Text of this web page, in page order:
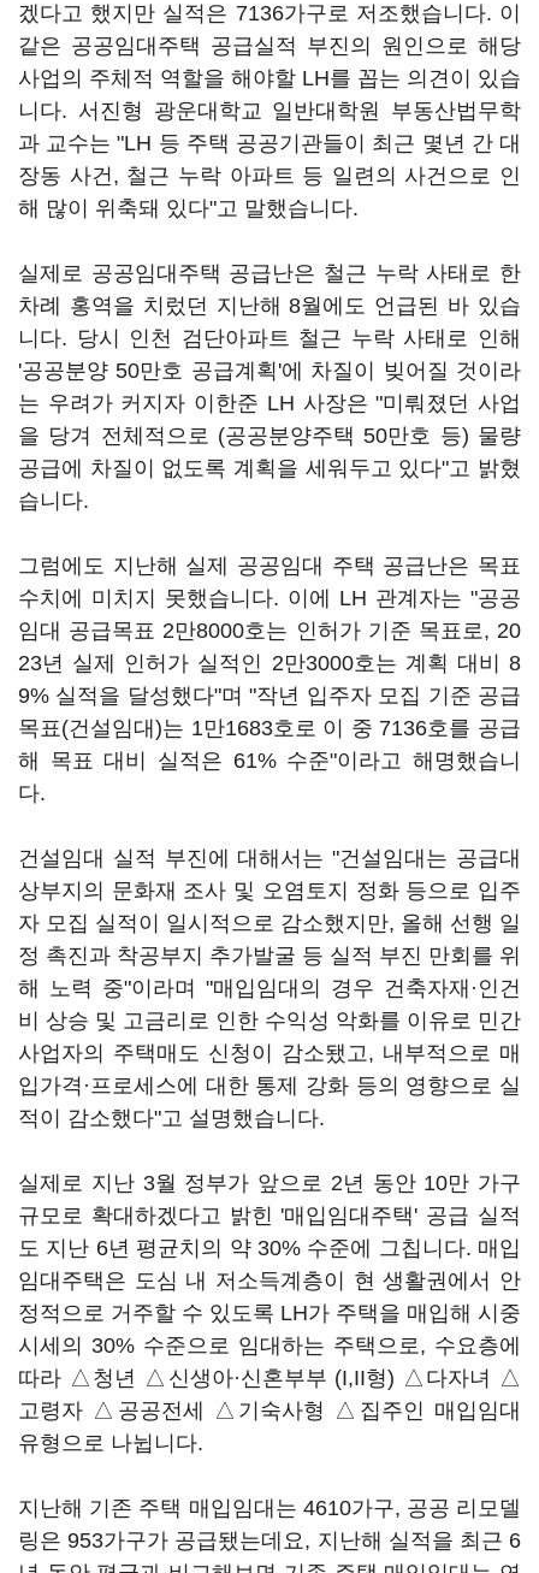
겠다고 했지만 실적은 7136가구로 저조했습니다. 이
같은 공공임대주택 공급실적 부진의 원인으로 해당
사업의 주체적 역할을 해야할 LH를 꼽는 의견이 있습
니다. 서진형 광운대학교 일반대학원 부동산법무학
과 교수는 "LH 등 주택 공공기관들이 최근 몇년 간 대
장동 사건, 철근 누락 아파트 등 일련의 사건으로 인
해 많이 위축돼 있다"고 말했습니다.
실제로 공공임대주택 공급난은 철근 누락 사태로 한
차례 홍역을 치렀던 지난해 8월에도 언급된 바 있습
니다. 당시 인천 검단아파트 철근 누락 사태로 인해
'공공분양 50만호 공급계획'에 차질이 빚어질 것이라
는 우려가 커지자 이한준 LH 사장은 "미뤄졌던 사업
을 당겨 전체적으로 (공공분양주택 50만호 등) 물량
공급에 차질이 없도록 계획을 세워두고 있다"고 밝혔
습니다.
그럼에도 지난해 실제 공공임대 주택 공급난은 목표
수치에 미치지 못했습니다. 이에 LH 관계자는 "공공
임대 공급목표 2만8000호는 인허가 기준 목표로, 20
23년 실제 인허가 실적인 2만3000호는 계획 대비 8
9% 실적을 달성했다"며 "작년 입주자 모집 기준 공급
목표(건설임대)는 1만1683호로 이 중 7136호를 공급
해 목표 대비 실적은 61% 수준"이라고 해명했습니
다.
건설임대 실적 부진에 대해서는 "건설임대는 공급대
상부지의 문화재 조사 및 오염토지 정화 등으로 입주
자 모집 실적이 일시적으로 감소했지만, 올해 선행 일
정 촉진과 착공부지 추가발굴 등 실적 부진 만회를 위
해 노력 중"이라며 "매입임대의 경우 건축자재·인건
비 상승 및 고금리로 인한 수익성 악화를 이유로 민간
사업자의 주택매도 신청이 감소됐고, 내부적으로 매
입가격·프로세스에 대한 통제 강화 등의 영향으로 실
적이 감소했다"고 설명했습니다.
실제로 지난 3월 정부가 앞으로 2년 동안 10만 가구
규모로 확대하겠다고 밝힌 '매입임대주택' 공급 실적
도 지난 6년 평균치의 약 30% 수준에 그칩니다. 매입
임대주택은 도심 내 저소득계층이 현 생활권에서 안
정적으로 거주할 수 있도록 LH가 주택을 매입해 시중
시세의 30% 수준으로 임대하는 주택으로, 수요층에
따라 △청년 △신생아·신혼부부 (I,II형) △다자녀 △
고령자 △공공전세 △기숙사형 △집주인 매입임대
유형으로 나뉩니다.
지난해 기존 주택 매입임대는 4610가구, 공공 리모델
링은 953가구가 공급됐는데요, 지난해 실적을 최근 6